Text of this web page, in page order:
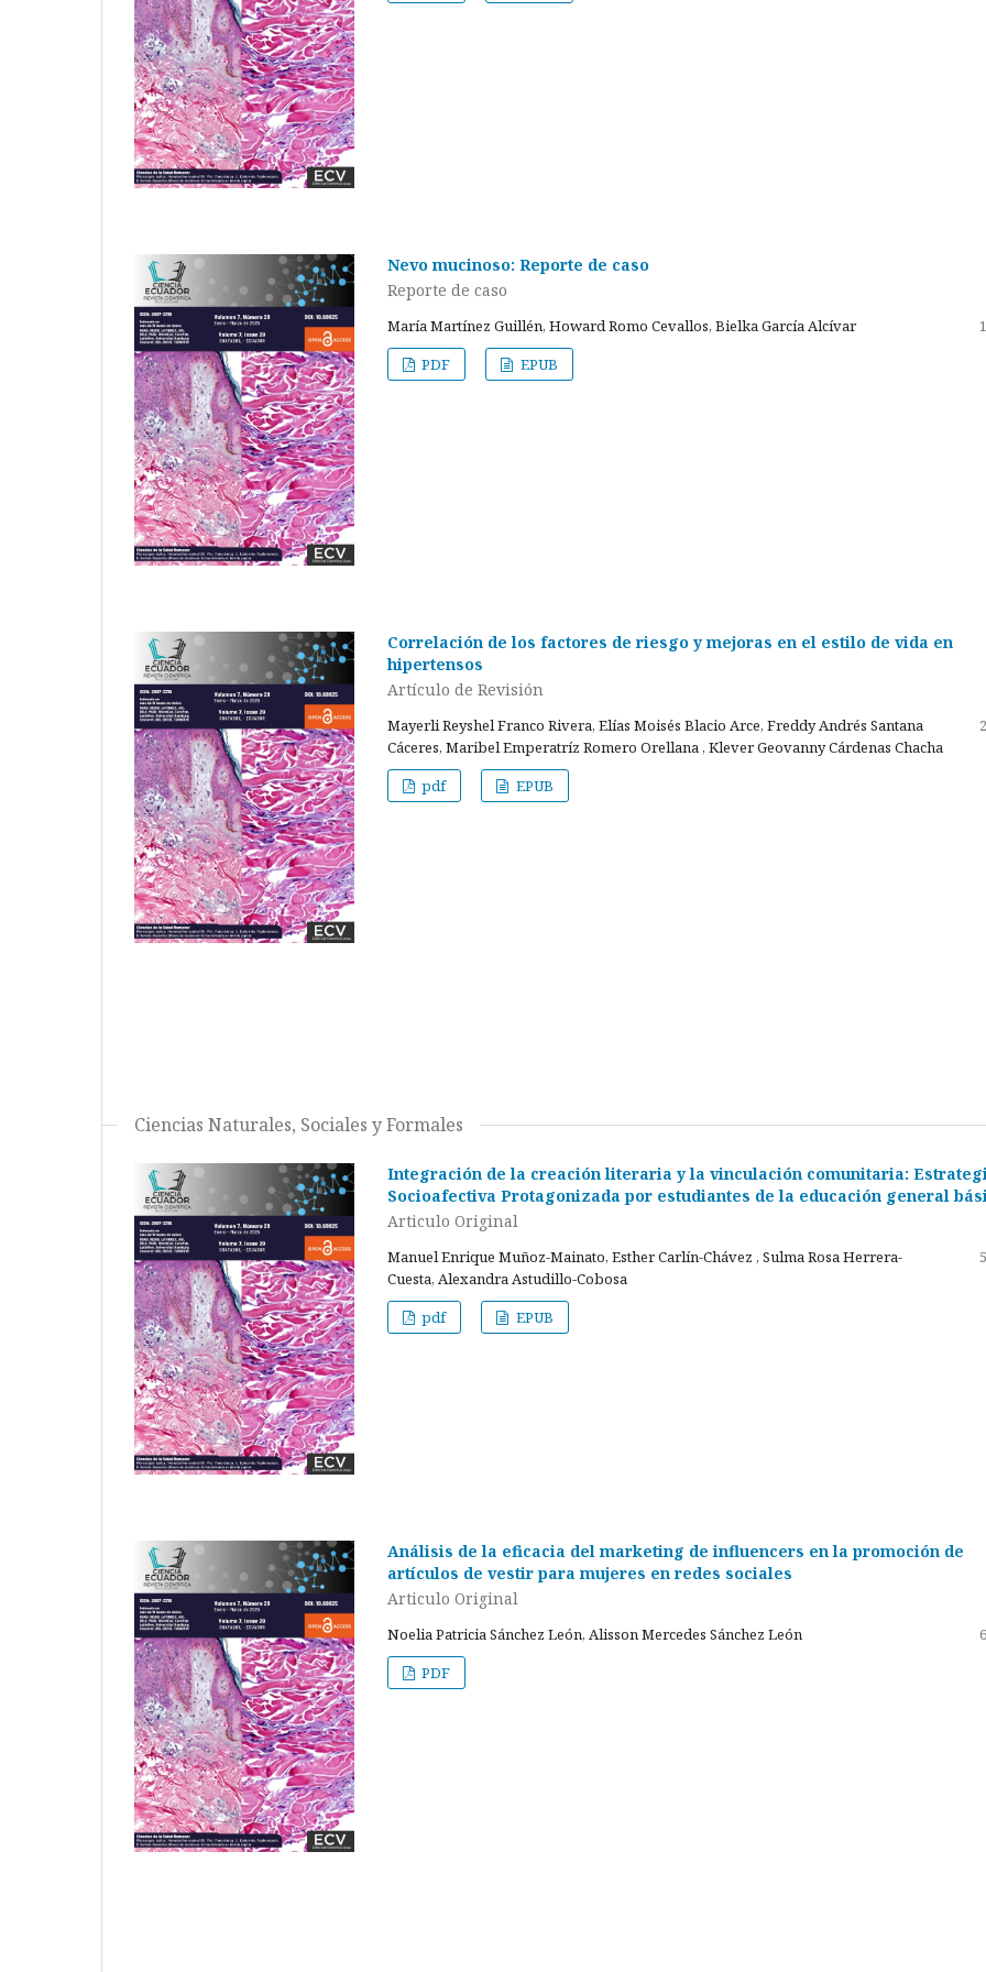
Nevo mucinoso: Reporte de caso
Reporte de caso
María Martínez Guillén, Howard Romo Cevallos, Bielka García Alcívar
PDF
EPUB
Correlación de los factores de riesgo y mejoras en el estilo de vida en
hipertensos
Artículo de Revisión
Mayerli Reyshel Franco Rivera, Elías Moisés Blacio Arce, Freddy Andrés Santana
Cáceres, Maribel Emperatríz Romero Orellana , Klever Geovanny Cárdenas Chacha
pdf EPUB
Ciencias Naturales, Sociales y Formales
Integración de la creación literaria y la vinculación comunitaria:
Socioafectiva Protagonizada por estudiantes de la educación general
Articulo Original
Manuel Enrique Muñoz-Mainato, Esther Carlín-Chávez , Sulma Rosa Herrera-
Cuesta, Alexandra Astudillo-Cobosa
pdf EPUB
Análisis de la eficacia del marketing de influencers en la promoción de
artículos de vestir para mujeres en redes sociales
Articulo Original
Noelia Patricia Sánchez León, Alisson Mercedes Sánchez León
PDF